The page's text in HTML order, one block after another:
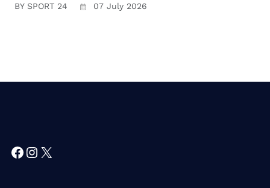
BY SPORT 24 07 July 2026
Facebook
Instagram
X